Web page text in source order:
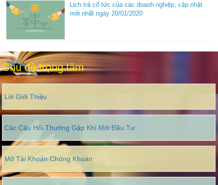
Lịch trả cổ tức của các doanh nghiệp, cập nhật
mới nhất ngày 20/01/2020
Chủ đề trọng tâm
Lời Giới Thiệu
Các Câu Hỏi Thường Gặp Khi Mới Đầu Tư
Mở Tài Khoản Chứng Khoán